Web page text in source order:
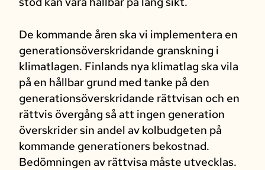
De kommande åren ska vi implementera en
generationsöverskridande granskning i
klimatlagen. Finlands nya klimatlag ska vila
på en hållbar grund med tanke på den
generationsöverskridande rättvisan och en
rättvis övergång så att ingen generation
överskrider sin andel av kolbudgeten på
kommande generationers bekostnad.
Bedömningen av rättvisa måste utvecklas.